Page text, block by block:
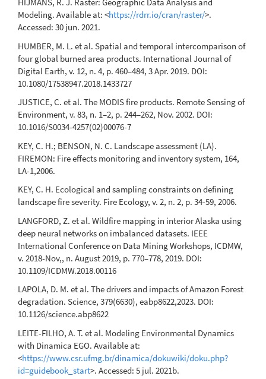
Modeling. Available at: <https://rdrr.io/cran/raster/>.
Accessed: 30 jun. 2021.
HUMBER, M. L. et al. Spatial and temporal intercomparison of
four global burned area products. International Journal of
Digital Earth, v. 12, n. 4, p. 460–484, 3 Apr. 2019. DOI:
10.1080/17538947.2018.1433727
JUSTICE, C. et al. The MODIS fire products. Remote Sensing of
Environment, v. 83, n. 1–2, p. 244–262, Nov. 2002. DOI:
10.1016/S0034-4257(02)00076-7
KEY, C. H.; BENSON, N. C. Landscape assessment (LA).
FIREMON: Fire effects monitoring and inventory system, 164,
LA-1,2006.
KEY, C. H. Ecological and sampling constraints on defining
landscape fire severity. Fire Ecology, v. 2, n. 2, p. 34-59, 2006.
LANGFORD, Z. et al. Wildfire mapping in interior Alaska using
deep neural networks on imbalanced datasets. IEEE
International Conference on Data Mining Workshops, ICDMW,
v. 2018-Nov,, n. August 2019, p. 770–778, 2019. DOI:
10.1109/ICDMW.2018.00116
LAPOLA, D. M. et al. The drivers and impacts of Amazon Forest
degradation. Science, 379(6630), eabp8622,2023. DOI:
10.1126/science.abp8622
LEITE-FILHO, A. T. et al. Modeling Environmental Dynamics
with Dinamica EGO. Available at:
<https://www.csr.ufmg.br/dinamica/dokuwiki/doku.php?
id=guidebook_start>. Accessed: 5 jul. 2021b.